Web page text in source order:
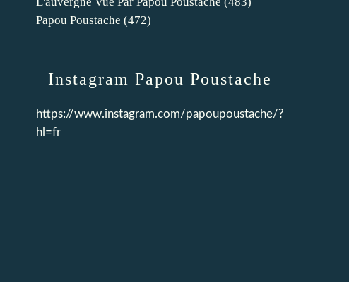
Papou Poustache (472)
Instagram Papou Poustache
https://www.instagram.com/papoupoustache/?
hl=fr